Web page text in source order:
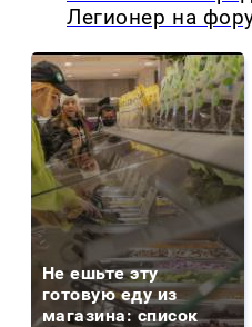
Легионер на
Не ешьте эту
готовую еду из
магазина: список